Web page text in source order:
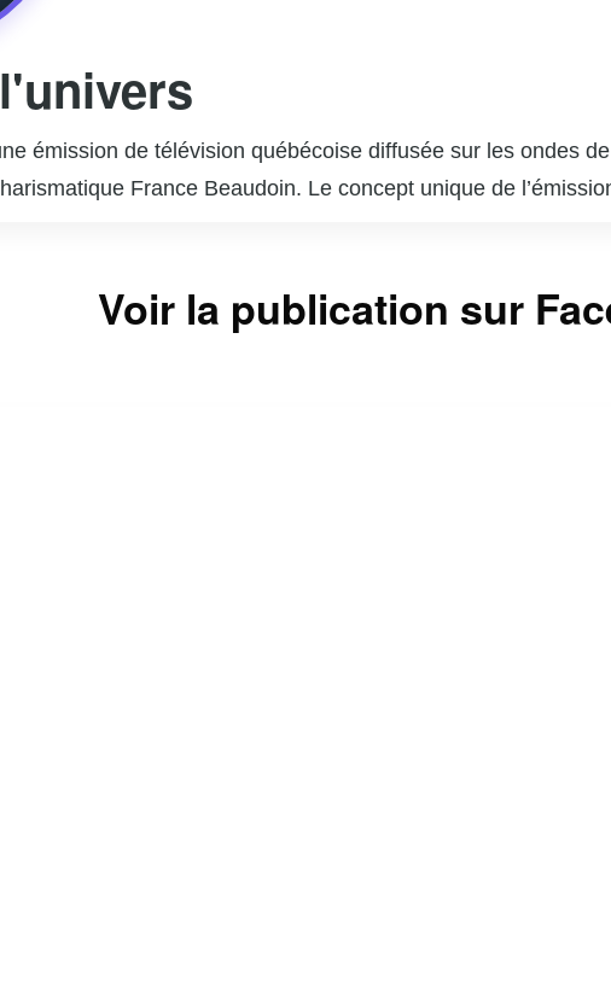
émission de télévision québécoise diffusée sur les ondes
France Beaudoin. Le concept unique de
une atmosphère émotive et authentique. « En direct de
et touchante, et a reçu de nombreux éloges pour sa
Voir la publication sur